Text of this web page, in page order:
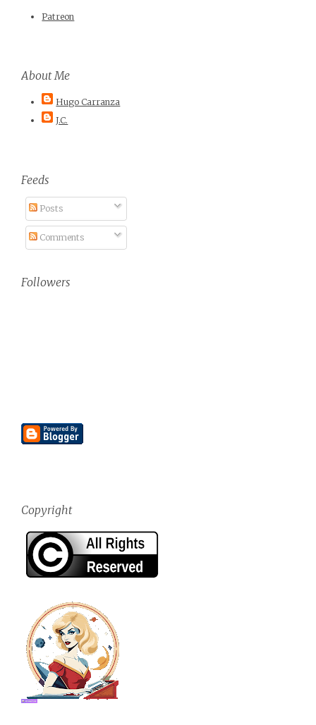
Patreon
About Me
Hugo Carranza
J.C.
Feeds
Posts
Comments
Followers
Copyright